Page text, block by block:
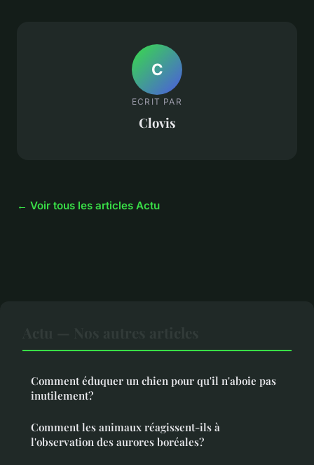
C
ECRIT PAR
Clovis
← Voir tous les articles Actu
Comment éduquer un chien pour qu'il n'aboie pas
inutilement?
Comment les animaux réagissent-ils à
l'observation des aurores boréales?